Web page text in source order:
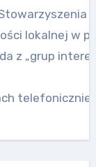
lokalnej
z „grup